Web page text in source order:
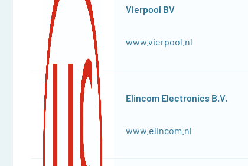
Vierpool BV
www.vierpool.nl
Elincom Electronics B.V.
www.elincom.nl